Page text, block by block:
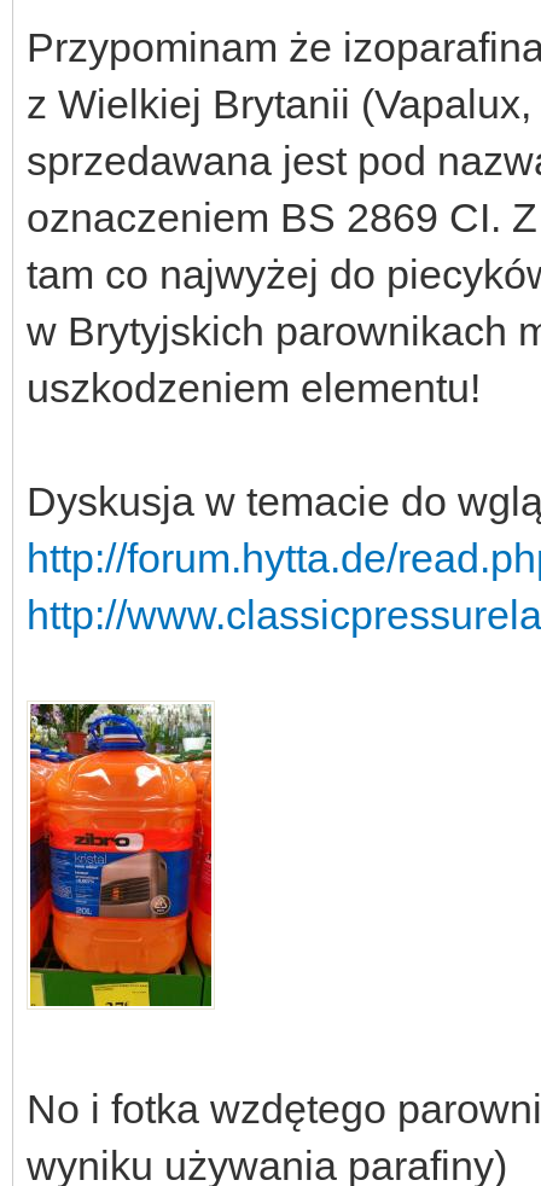
Przypominam że
z Wielkiej Brytanii
sprzedawana jest pod
oznaczeniem BS 2869 CI.
tam co najwyżej do
w Brytyjskich parownikach
uszkodzeniem elementu!
Dyskusja w temacie do
http://forum.hytta.de/
http://
No i fotka wzdętego
wyniku używania parafiny)